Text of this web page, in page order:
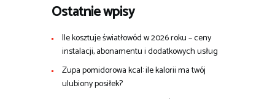
Ostatnie wpisy
Ile kosztuje światłowód w 2026 roku – ceny
instalacji, abonamentu i dodatkowych usług
Zupa pomidorowa kcal: ile kalorii ma twój
ulubiony posiłek?